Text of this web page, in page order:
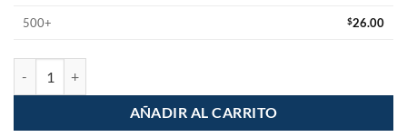
500+ $26.00
AÑADIR AL CARRITO